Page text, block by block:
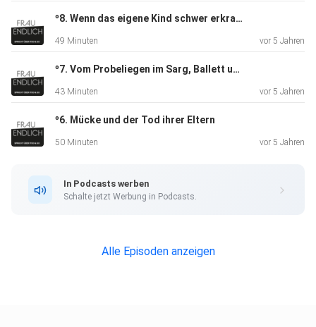
ihr
Buch, das im März 2021 endlich auf die Welt kam.
DANKE Dir von Herzen, Christina ️ !
º8. Wenn das eigene Kind schwer erkrankt
49 Minuten vor 5 Jahren
º7. Vom Probeliegen im Sarg, Ballett und Sauerstofftanks
43 Minuten vor 5 Jahren
º6. Mücke und der Tod ihrer Eltern
50 Minuten vor 5 Jahren
In Podcasts werben
Schalte jetzt Werbung in Podcasts.
Alle Episoden anzeigen